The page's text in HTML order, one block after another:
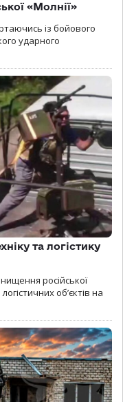
«Молнії»
із бойового
ударного
та логістику
російської
об’єктів на